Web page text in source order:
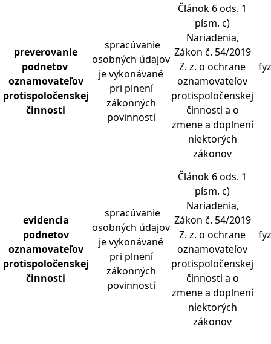
preverovanie
podnetov
oznamovateľov
protispoločenskej
činnosti
spracúvanie
osobných údajov
je vykonávané
pri plnení
zákonných
povinností
Článok 6 ods. 1
písm. c)
Nariadenia,
Zákon č. 54/2019
Z. z. o ochrane
oznamovateľov
protispoločenskej
činnosti a o
zmene a doplnení
niektorých
zákonov
evidencia
podnetov
oznamovateľov
protispoločenskej
činnosti
spracúvanie
osobných údajov
je vykonávané
pri plnení
zákonných
povinností
Článok 6 ods. 1
písm. c)
Nariadenia,
Zákon č. 54/2019
Z. z. o ochrane
oznamovateľov
protispoločenskej
činnosti a o
zmene a doplnení
niektorých
zákonov